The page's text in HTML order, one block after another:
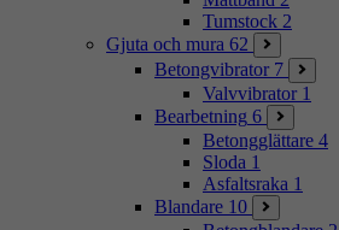
Tumstock 2
Gjuta och mura 62
Betongvibrator 7
Valvvibrator 1
Bearbetning 6
Betongglättare 4
Sloda 1
Asfaltsraka 1
Blandare 10